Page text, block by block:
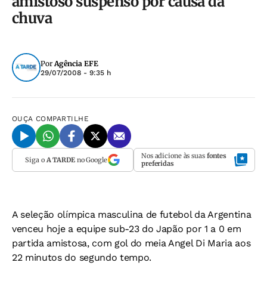
chuva
PorAgência EFE
29/07/2008 - 9:35 h
OUÇA COMPARTILHE
Siga o A TARDEno Google Nos adicione às suas fontes
preferidas
A seleção olímpica masculina de futebol da Argentina
venceu hoje a equipe sub-23 do Japão por 1 a 0 em
partida amistosa, com gol do meia Angel Di Maria aos
22 minutos do segundo tempo.